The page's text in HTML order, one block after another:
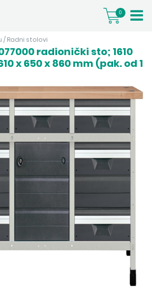
0
/ Radni stolovi
radionički sto; 1610
x 650 x 860 mm (pak. od 1